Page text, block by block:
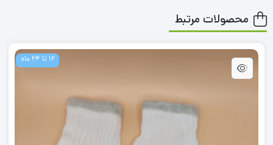
محصولات مرتبط
12 تا 24 ماه